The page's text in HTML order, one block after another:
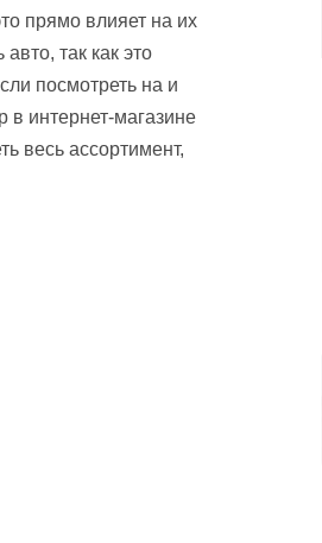
прямо влияет на их
так как это
посмотреть на и
в интернет-магазине
весь ассортимент,